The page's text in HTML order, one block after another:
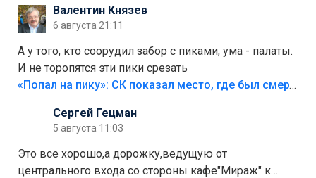
Валентин Князев
6 августа 21:11
А у того, кто соорудил забор с пиками, ума - палаты.
И не торопятся эти пики срезать
«Попал на пику»: СК показал место, где был смертельно травмирован ребенок в Тольятти
Сергей Гецман
5 августа 11:03
Это все хорошо,а дорожку,ведущую от
центрального входа со стороны кафе"Мираж" к